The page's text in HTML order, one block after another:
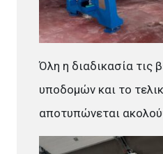
Όλη η διαδικασία τις
υποδομών και το
αποτυπώνεται